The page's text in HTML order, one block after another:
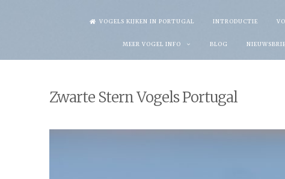
VOGELS KIJKEN IN PORTUGAL INTRODUCTIE
MEER VOGEL INFO BLOG
Zwarte Stern Vogels Portugal